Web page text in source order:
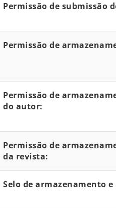
Permissão de submissão
Permissão de
Permissão de
do autor:
Permissão de
da revista:
Selo de armazenamento e